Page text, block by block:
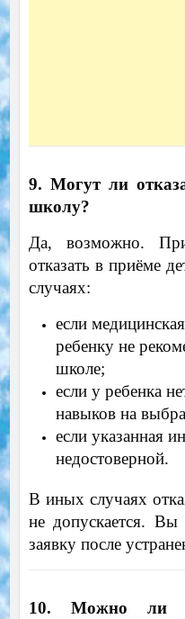
9. Могут ли
школу?
Да, возможно.
отказать в приёме
случаях:
если
ребенку не
школе;
если у ребенка
навыков на
если указанная
недостоверной.
В иных случаях
не допускается. Вы
заявку после
10. Можно ли